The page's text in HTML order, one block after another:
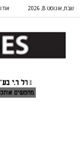
שבת, אוגוסט 8, 2026